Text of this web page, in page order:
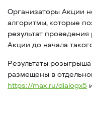
Организаторы Акции
алгоритмы, которые
результат
Акции до начала
Результаты
размещены в
https://max.ru/dialogx5